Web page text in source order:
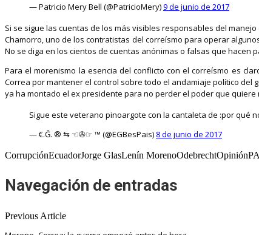
— Patricio Mery Bell (@PatricioMery)9 de junio de 2017
Si se sigue las cuentas de los más visibles responsables del
Chamorro, uno de los contratistas del correísmo para operar
No se diga en los cientos de cuentas anónimas o falsas que hacen
Para el morenismo la esencia del conflicto con el correísmo es
Correa por mantener el control sobre todo el andamiaje político del
ya ha montado el ex presidente para no perder el poder que
Sigue este veterano pinoargote con la cantaleta de :por qué
— €.Ğ. ® ⇆ ☜✇☞ ‏™ (@EGBesPais) 8 de junio de 2017
CorrupciónEcuadorJorge GlasLenín
Navegación de entradas
Previous Article